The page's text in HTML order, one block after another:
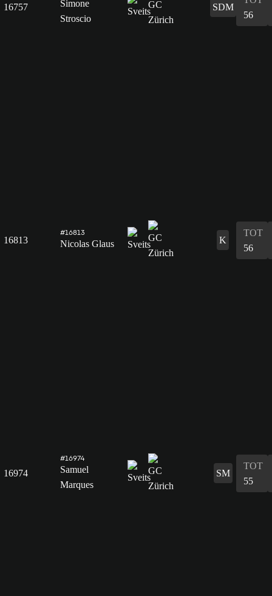
16757
Simone
Stroscio
SDM
56
16813
#16813
Nicolas Glaus K
TOT
56
16974
#16974
Samuel
Marques
SM
TOT
55